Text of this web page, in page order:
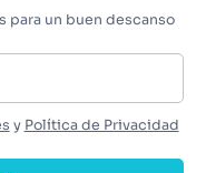
para un buen descanso
y Política de Privacidad